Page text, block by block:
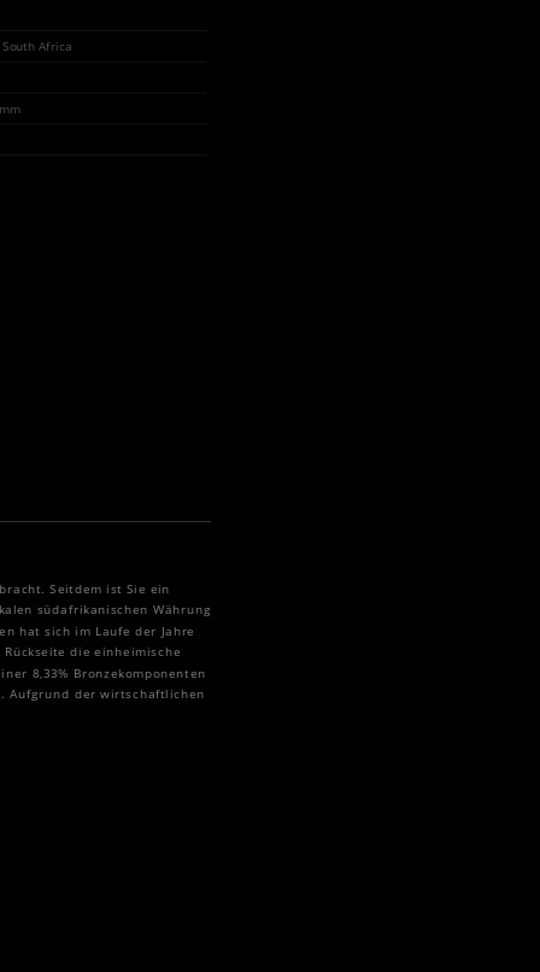
Africa
Seitdem ist Sie ein
südafrikanischen Währung
hat sich im Laufe der Jahre
die einheimische
8,33% Bronzekomponenten
Aufgrund der wirtschaftlichen